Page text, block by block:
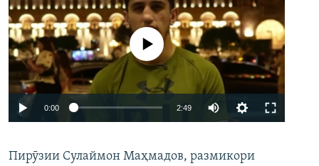
Феълан кор намекунад
0:00 2:49
360p
Пирӯзии Сулаймон Маҳмадов, размикори